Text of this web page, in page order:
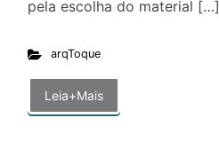
pela escolha do material […]
arqToque
Leia+Mais